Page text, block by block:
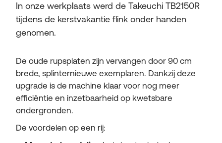
In onze werkplaats werd de Takeuchi TB2150R
tijdens de kerstvakantie flink onder handen
genomen.
De oude rupsplaten zijn vervangen door 90 cm
brede, splinternieuwe exemplaren. Dankzij deze
upgrade is de machine klaar voor nog meer
efficiëntie en inzetbaarheid op kwetsbare
ondergronden.
De voordelen op een rij: